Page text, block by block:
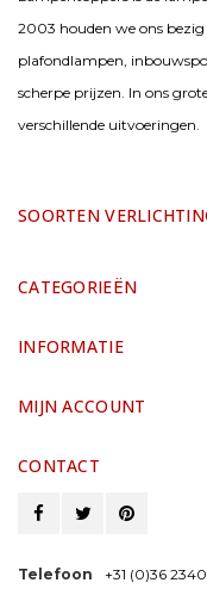
2003 houden we ons
plafondlampen,
scherpe prijzen. In ons
verschillende uitvoeringen.
SOORTEN
CATEGORIEËN
INFORMATIE
MIJN ACCOUNT
CONTACT
Telefoon +31 (0)36